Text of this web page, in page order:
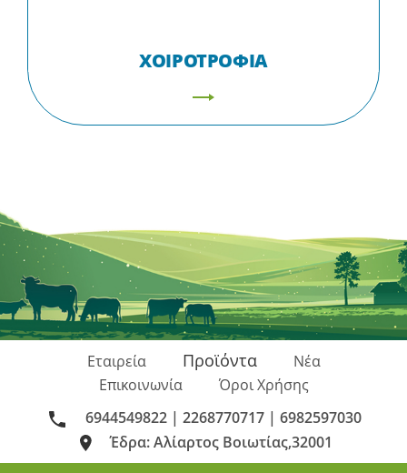
ΧΟΙΡΟΤΡΟΦΙΑ
Εταιρεία Προϊόντα
Νέα
Επικοινωνία
Όροι Χρήσης
6944549822 | 2268770717 | 6982597030
Έδρα: Αλίαρτος Βοιωτίας,32001